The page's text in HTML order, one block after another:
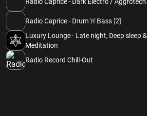
Radio Caprice - Drum 'n' Bass [2]
Luxury Lounge - Late night, Deep sleep &
Meditation
Radio Record Chill-Out